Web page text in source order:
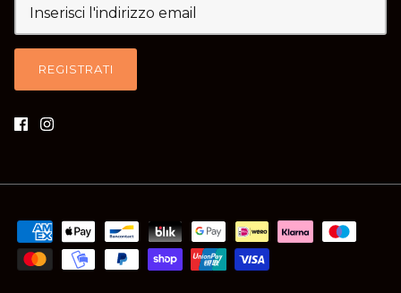
REGISTRATI